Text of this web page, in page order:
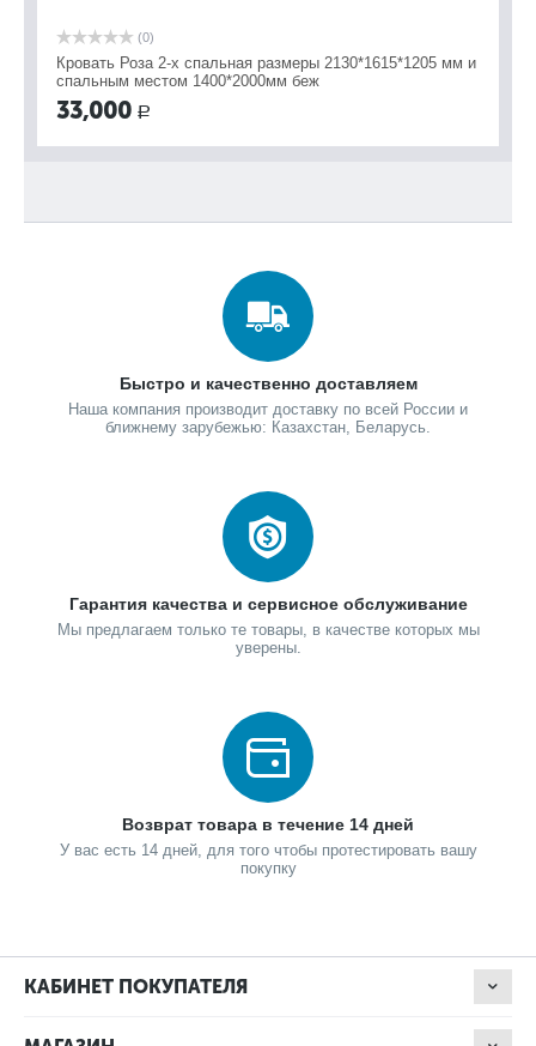
(0)
Кровать Роза 2-х спальная размеры 2130*1615*1205 мм и
спальным местом 1400*2000мм беж
33,000 Р
Быстро и качественно доставляем
Наша компания производит доставку по всей России и
ближнему зарубежью: Казахстан, Беларусь.
Гарантия качества и сервисное обслуживание
Мы предлагаем только те товары, в качестве которых мы
уверены.
Возврат товара в течение 14 дней
У вас есть 14 дней, для того чтобы протестировать вашу
покупку
КАБИНЕТ ПОКУПАТЕЛЯ